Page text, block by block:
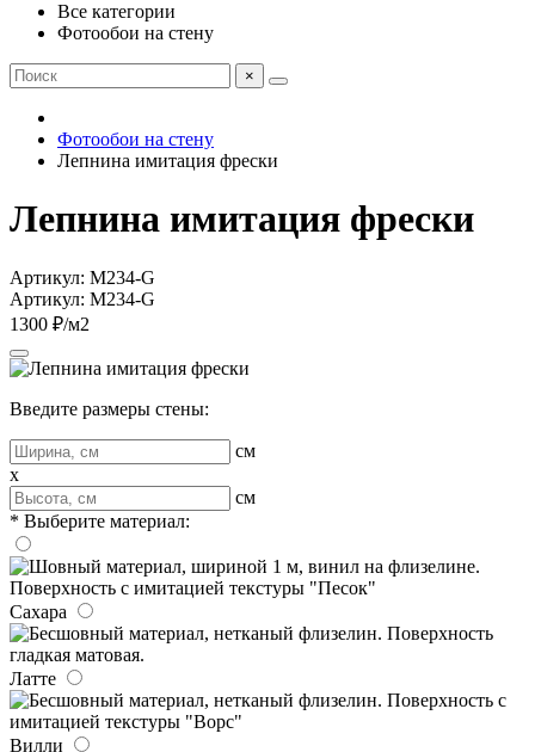
Все категории
Фотообои на стену
×
Фотообои на стену
Лепнина имитация фрески
Лепнина имитация фрески
Артикул: M234-G
Артикул: M234-G
1300 ₽/м2
Введите размеры стены:
см
x
см
* Выберите материал:
Сахара
Латте
Вилли